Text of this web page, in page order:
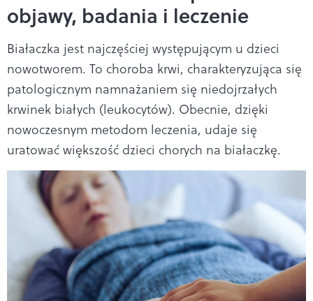
objawy, badania i leczenie
Białaczka jest najczęściej występującym u dzieci
nowotworem. To choroba krwi, charakteryzująca się
patologicznym namnażaniem się niedojrzałych
krwinek białych (leukocytów). Obecnie, dzięki
nowoczesnym metodom leczenia, udaje się
uratować większość dzieci chorych na białaczkę.